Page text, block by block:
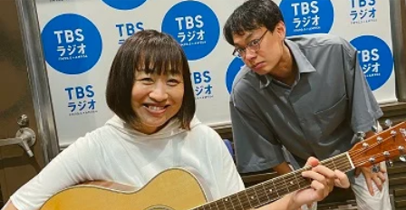
お知らせ
イベント・グッズ
YouTube
会社情報